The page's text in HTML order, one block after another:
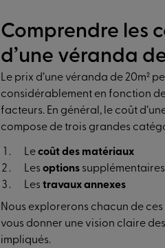
Comprendre les
d’une véranda
Le prix d’une véranda de 20m²
considérablement en fonction
facteurs. En général, le coût
compose de trois grandes
Lecoût des matériaux
Lesoptions supplémentaires
Les travaux annexes
Nous explorerons chacun de
vous donner une vision claire
impliqués.